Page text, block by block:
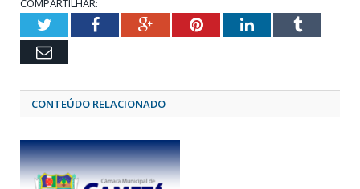
COMPARTILHAR:
TwitterFacebookGoogle+PinterestLinkedInTumblr
Email
CONTEÚDO RELACIONADO